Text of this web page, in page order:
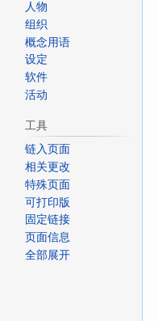
人物
组织
概念用语
设定
软件
活动
工具
链入页面
相关更改
特殊页面
可打印版
固定链接
页面信息
全部展开